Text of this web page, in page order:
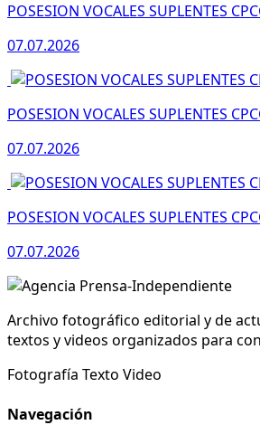
POSESION VOCALES SUPLENTES
07.07.2026
POSESION VOCALES SUPLENTES
07.07.2026
POSESION VOCALES SUPLENTES
07.07.2026
Archivo fotográfico editorial y de
textos y videos organizados para
Fotografía Texto Video
Navegación